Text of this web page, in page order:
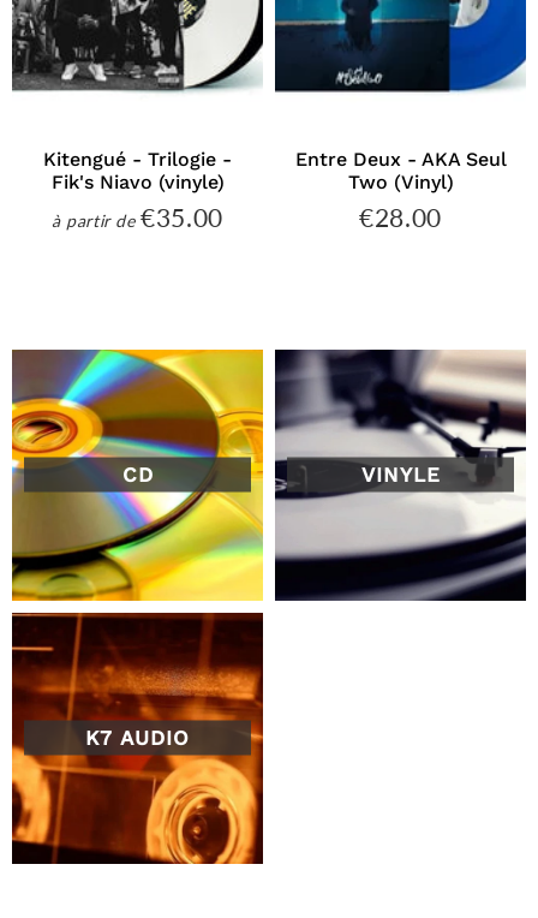
Kitengué - Trilogie -
Fik's Niavo (vinyle)
à partir dePrix
€35.00
Entre Deux - AKA Seul
Two (Vinyl)
Prix
€28.00
CD VINYLE
K7 AUDIO